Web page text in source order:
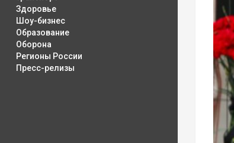
Здоровье
Шоу-бизнес
Образование
Оборона
Регионы России
Пресс-релизы